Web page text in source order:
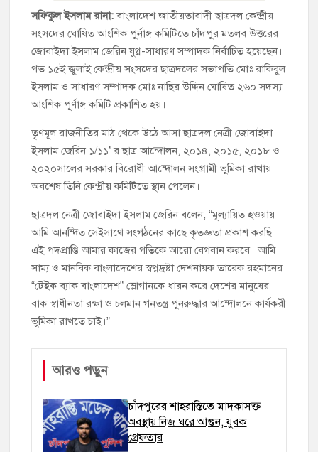
নিষিদ্ধ জাল মেরামত ও মাছ শিকার
সফিকুল ইসলাম রানা:বাংলাদেশ জাতীয়তাবাদী ছাত্রদল কেন্দ্রীয়
সংসদের ঘোষিত আংশিক পুর্নাঙ্গ কমিটিতে চাঁদপুর মতলব উত্তরের
জোবাইদা ইসলাম জেরিন যুগ্ন-সাধারণ সম্পাদক নির্বাচিত হয়েছেন।
গত ১৫ই জুলাই কেন্দ্রীয় সংসদের ছাত্রদলের সভাপতি মোঃ রাকিবুল
ইসলাম ও সাধারণ সম্পাদক মোঃ নাছির উদ্দিন ঘোষিত ২৬০ সদস্য
আংশিক পূর্ণাঙ্গ কমিটি প্রকাশিত হয়।
তৃণমূল রাজনীতির মাঠ থেকে উঠে আসা ছাত্রদল নেত্রী জোবাইদা
ইসলাম জেরিন ১/১১’ র ছাত্র আন্দোলন, ২০১৪, ২০১৫, ২০১৮ ও
২০২০সালের সরকার বিরোধী আন্দোলন সংগ্রামী ভুমিকা রাখায়
অবশেষ তিনি কেন্দ্রীয় কমিটিতে স্থান পেলেন।
ছাত্রদল নেত্রী জোবাইদা ইসলাম জেরিন বলেন, “মূল্যায়িত হওয়ায়
আমি আনন্দিত সেইসাথে সংগঠনের কাছে কৃতজ্ঞতা প্রকাশ করছি।
এই পদপ্রাপ্তি আমার কাজের গতিকে আরো বেগবান করবে। আমি
সাম্য ও মানবিক বাংলাদেশের স্বপ্নদ্রষ্টা দেশনায়ক তারেক রহমানের
“টেইক ব্যাক বাংলাদেশ” স্লোগানকে ধারন করে দেশের মানুষের
বাক স্বাধীনতা রক্ষা ও চলমান গনতন্ত্র পুনরুদ্ধার আন্দোলনে কার্যকরী
ভুমিকা রাখতে চাই।”
আরও পড়ুন
চাঁদপুরের শাহরাস্তিতে মাদকাসক্ত
অবস্থায় নিজ ঘরে আগুন, যুবক
গ্রেফতার